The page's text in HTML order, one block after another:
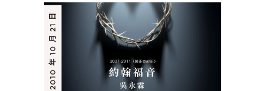
2010 年 10 月 21 日